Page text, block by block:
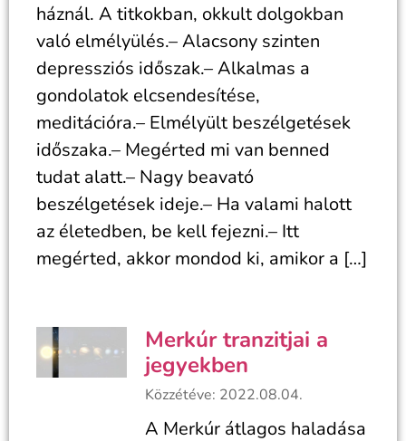
háznál. A titkokban, okkult dolgokban
való elmélyülés.– Alacsony szinten
depressziós időszak.– Alkalmas a
gondolatok elcsendesítése,
meditációra.– Elmélyült beszélgetések
időszaka.– Megérted mi van benned
tudat alatt.– Nagy beavató
beszélgetések ideje.– Ha valami halott
az életedben, be kell fejezni.– Itt
megérted, akkor mondod ki, amikor a […]
Merkúr tranzitjai a
jegyekben
Közzétéve: 2022.08.04.
A Merkúr átlagos haladása